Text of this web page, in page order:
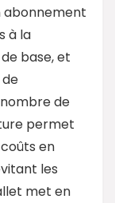
abonnement
à la
base, et
de
permet
en
les
met en